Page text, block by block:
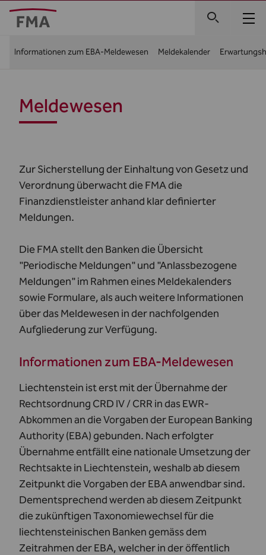
Informationen zum EBA-Meldewesen Meldekalender
Meldewesen
Zur Sicherstellung der Einhaltung von Gesetz und
Verordnung überwacht die FMA die
Finanzdienstleister anhand klar definierter
Meldungen.
Die FMA stellt den Banken die Übersicht
"Periodische Meldungen" und "Anlassbezogene
Meldungen" im Rahmen eines Meldekalenders
sowie Formulare, als auch weitere Informationen
über das Meldewesen in der nachfolgenden
Aufgliederung zur Verfügung.
Informationen zum EBA-Meldewesen
Liechtenstein ist erst mit der Übernahme der
Rechtsordnung CRD IV / CRR in das EWR-
Abkommen an die Vorgaben der European Banking
Authority (EBA) gebunden. Nach erfolgter
Übernahme entfällt eine nationale Umsetzung der
Rechtsakte in Liechtenstein, weshalb ab diesem
Zeitpunkt die Vorgaben der EBA anwendbar sind.
Dementsprechend werden ab diesem Zeitpunkt
die zukünftigen Taxonomiewechsel für die
liechtensteinischen Banken gemäss dem
Zeitrahmen der EBA, welcher in der öffentlich